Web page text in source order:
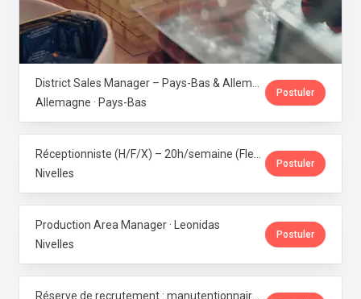
Allemagne · Pays-Bas
Postuler
Nivelles
Postuler
Production Area Manager · Leonidas
Nivelles
Postuler